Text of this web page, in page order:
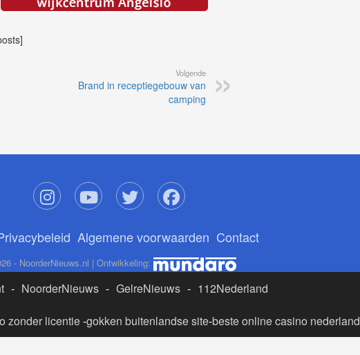
Volgende
Brand in receptiegebouw van
camping
Algemene voorwaarden Contact
- NoorderNieuws.nl | Ontwikkeling:
- NoorderNieuws - GelreNieuws - 112Nederland
zonder licentie-gokken buitenlandse site-beste online casino nederland